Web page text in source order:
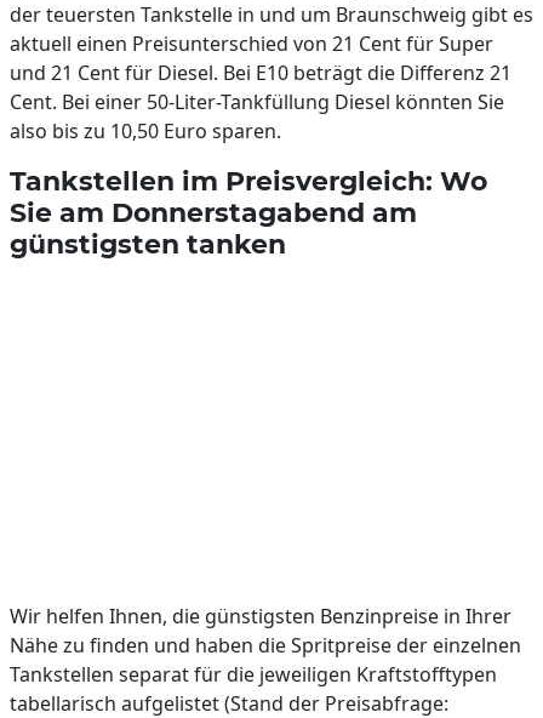
der teuersten Tankstelle in und um Braunschweig gibt es
aktuell einen Preisunterschied von 21 Cent für Super
und 21 Cent für Diesel. Bei E10 beträgt die Differenz 21
Cent. Bei einer 50-Liter-Tankfüllung Diesel könnten Sie
also bis zu 10,50 Euro sparen.
Tankstellen im Preisvergleich: Wo
Sie am Donnerstagabend am
günstigsten tanken
Wir helfen Ihnen, die günstigsten Benzinpreise in Ihrer
Nähe zu finden und haben die Spritpreise der einzelnen
Tankstellen separat für die jeweiligen Kraftstofftypen
tabellarisch aufgelistet (Stand der Preisabfrage: